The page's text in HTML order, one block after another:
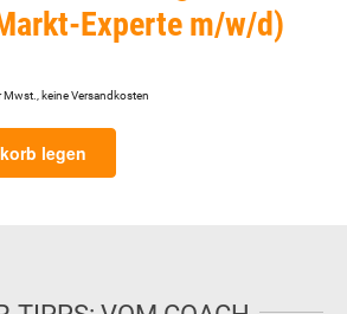
Experte m/w/d)
Mwst., keine Versandkosten
legen